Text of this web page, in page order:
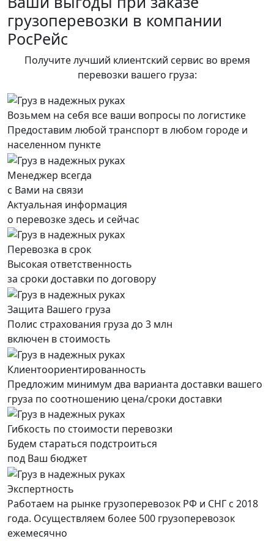
грузоперевозки в компании
РосРейс
Получите лучший клиентский сервис во время
перевозки вашего груза:
Возьмем на себя все ваши вопросы по логистике
Предоставим любой транспорт в любом городе и
населенном пункте
Менеджер всегда
с Вами на связи
Актуальная информация
о перевозке здесь и сейчас
Перевозка в срок
Высокая ответственность
за сроки доставки по договору
Защита Вашего груза
Полис страхования груза до 3 млн
включен в стоимость
Клиентоориентированность
Предложим минимум два варианта доставки вашего
груза по соотношению цена/сроки доставки
Гибкость по стоимости перевозки
Будем стараться подстроиться
под Ваш бюджет
Экспертность
Работаем на рынке грузоперевозок РФ и СНГ с 2018
года. Осуществляем более 500 грузоперевозок
ежемесячно